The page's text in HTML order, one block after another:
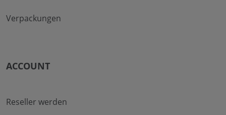
Verpackungen
ACCOUNT
Reseller werden